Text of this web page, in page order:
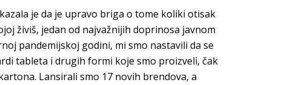
je da je upravo briga o tome koliki otisak
živiš, jedan od najvažnijih doprinosa javnom
pandemijskoj godini, mi smo nastavili da se
tableta i drugih formi koje smo proizveli, čak
Lansirali smo 17 novih brendova, a